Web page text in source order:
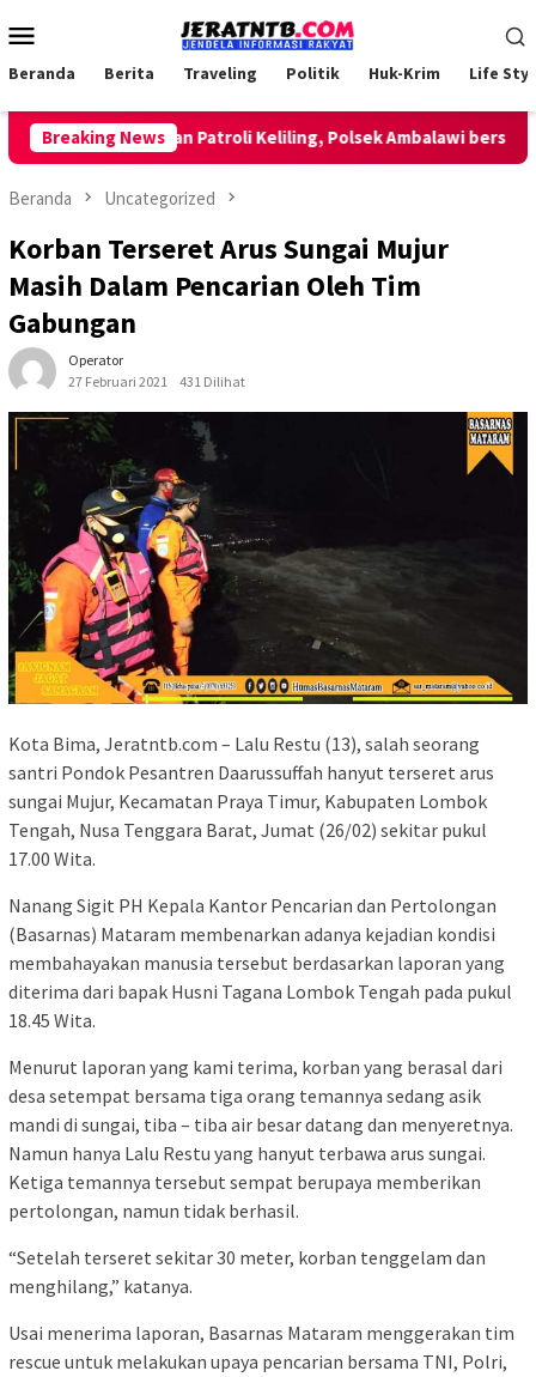
ke
Mobile
Beranda Berita Traveling Politik Huk-Krim Life
Breaking News
Lakukan Patroli Keliling, Polsek Ambalawi bersama
Beranda Uncategorized
Korban Terseret Arus Sungai Mujur
Masih Dalam Pencarian Oleh Tim
Gabungan
Operator
27 Februari 2021
431 Dilihat
Kota Bima, Jeratntb.com – Lalu Restu (13), salah seorang
santri Pondok Pesantren Daarussuffah hanyut terseret arus
sungai Mujur, Kecamatan Praya Timur, Kabupaten Lombok
Tengah, Nusa Tenggara Barat, Jumat (26/02) sekitar pukul
17.00 Wita.
Nanang Sigit PH Kepala Kantor Pencarian dan Pertolongan
(Basarnas) Mataram membenarkan adanya kejadian kondisi
membahayakan manusia tersebut berdasarkan laporan yang
diterima dari bapak Husni Tagana Lombok Tengah pada pukul
18.45 Wita.
Menurut laporan yang kami terima, korban yang berasal dari
desa setempat bersama tiga orang temannya sedang asik
mandi di sungai, tiba – tiba air besar datang dan menyeretnya.
Namun hanya Lalu Restu yang hanyut terbawa arus sungai.
Ketiga temannya tersebut sempat berupaya memberikan
pertolongan, namun tidak berhasil.
“Setelah terseret sekitar 30 meter, korban tenggelam dan
menghilang,” katanya.
Usai menerima laporan, Basarnas Mataram menggerakan tim
rescue untuk melakukan upaya pencarian bersama TNI, Polri,